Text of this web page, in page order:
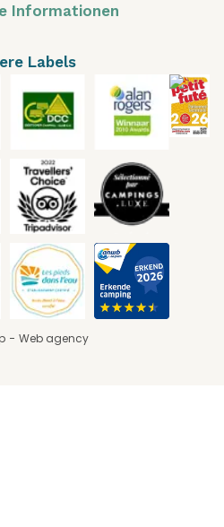
Informationen
Labels
Web agency